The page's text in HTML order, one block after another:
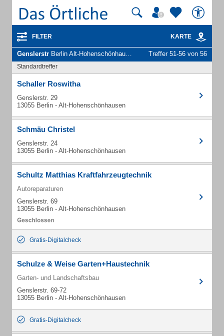
FILTER KARTE
Genslerstr Berlin Alt-Hohenschönhausen - Unternehmen und Personen Treffer 51-56 von 56
Standardtreffer
Schaller Roswitha
Genslerstr. 29
13055 Berlin - Alt-Hohenschönhausen
Schmäu Christel
Genslerstr. 24
13055 Berlin - Alt-Hohenschönhausen
Schultz Matthias Kraftfahrzeugtechnik
Autoreparaturen
Genslerstr. 69
13055 Berlin - Alt-Hohenschönhausen
Gratis-Digitalcheck
Schulze & Weise Garten+Haustechnik
Garten- und Landschaftsbau
Genslerstr. 69-72
13055 Berlin - Alt-Hohenschönhausen
Gratis-Digitalcheck